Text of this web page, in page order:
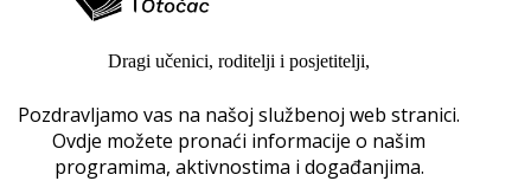
Dragi učenici, roditelji i posjetitelji,
Pozdravljamo vas na našoj službenoj web stranici.
Ovdje možete pronaći informacije o našim
programima, aktivnostima i događanjima.